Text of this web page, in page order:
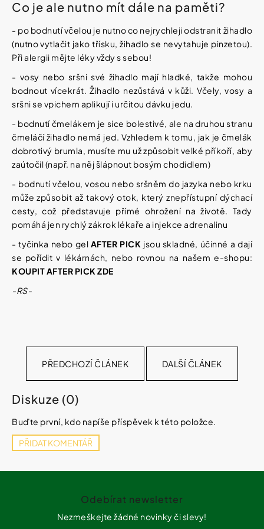
Co je ale nutno mít dále na paměti?
- po bodnutí včelou je nutno co nejrychleji odstranit žihadlo
(nutno vytlačit jako třísku, žihadlo se nevytahuje pinzetou).
Při alergii mějte léky vždy s sebou!
- vosy nebo sršni své žihadlo mají hladké, takže mohou
bodnout vícekrát. Žihadlo nezůstává v kůži. Včely, vosy a
sršni se vpichem aplikují i určitou dávku jedu.
- bodnutí čmelákem je sice bolestivé, ale na druhou stranu
čmeláčí žihadlo nemá jed. Vzhledem k tomu, jak je čmelák
dobrotivý brumla, musíte mu už způsobit velké příkoří, aby
zaútočil (např. na něj šlápnout bosým chodidlem)
- bodnutí včelou, vosou nebo sršněm do jazyka nebo krku
může způsobit až takový otok, který znepřístupní dýchací
cesty, což představuje přímé ohrožení na životě. Tady
pomáhá jen rychlý zákrok lékaře a injekce adrenalinu
- tyčinka nebo gel AFTER PICK jsou skladné, účinné a dají
se pořídit v lékárnách, nebo rovnou na našem e-shopu:
KOUPIT AFTER PICK ZDE
-RS-
PŘEDCHOZÍ ČLÁNEK DALŠÍ ČLÁNEK
Diskuze (0)
Buďte první, kdo napíše příspěvek k této položce.
PŘIDAT KOMENTÁŘ
Odebírat newsletter
Nezmeškejte žádné novinky či slevy!